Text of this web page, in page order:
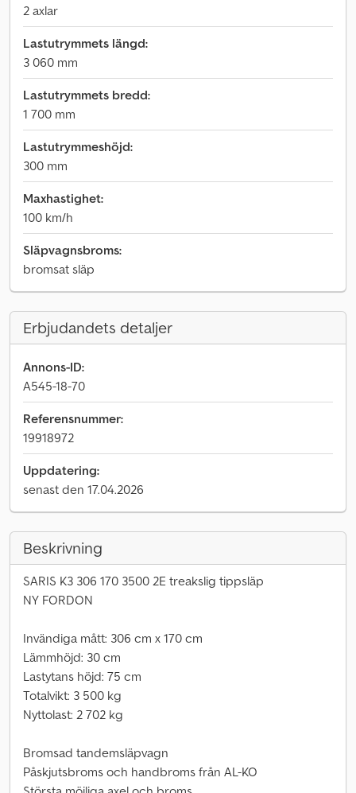
2 axlar
Lastutrymmets längd:
3 060 mm
Lastutrymmets bredd:
1 700 mm
Lastutrymmeshöjd:
300 mm
Maxhastighet:
100 km/h
Släpvagnsbroms:
bromsat släp
Erbjudandets detaljer
Annons-ID:
A545-18-70
Referensnummer:
19918972
Uppdatering:
senast den 17.04.2026
Beskrivning
SARIS K3 306 170 3500 2E treakslig tippsläp
NY FORDON
Invändiga mått: 306 cm x 170 cm
Lämmhöjd: 30 cm
Lastytans höjd: 75 cm
Totalvikt: 3 500 kg
Nyttolast: 2 702 kg
Bromsad tandemsläpvagn
Påskjutsbroms och handbroms från AL-KO